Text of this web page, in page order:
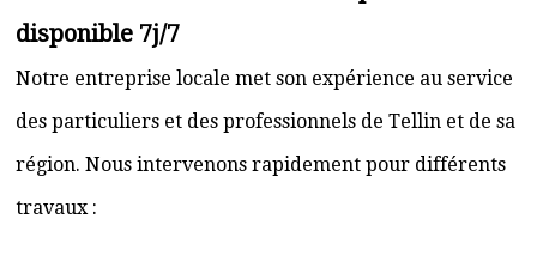
disponible 7j/7
Notre entreprise locale met son expérience au service
des particuliers et des professionnels de Tellin et de sa
région. Nous intervenons rapidement pour différents
travaux :